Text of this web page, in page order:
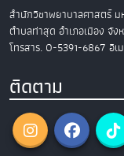
สำนักวิชาพยาบาลศาสตร์ ม
ตำบลท่าสุด อำเภอเมือง จัง
โทรสาร. 0-5391-6867 อีเ
ติดตาม